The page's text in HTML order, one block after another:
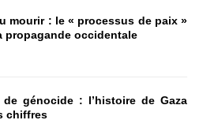
mourir : le « processus de paix »
propagande occidentale
génocide : l’histoire de Gaza
chiffres